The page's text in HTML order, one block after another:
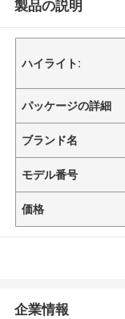
製品の説明
ハイライト:
パッケージの詳細
ブランド名
モデル番号
価格
企業情報